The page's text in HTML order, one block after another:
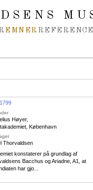
EMNER
Høyer,
København
Thorvaldsen
konstaterer på grundlag af
Bacchus og Ariadne, A1, at
har gjo...